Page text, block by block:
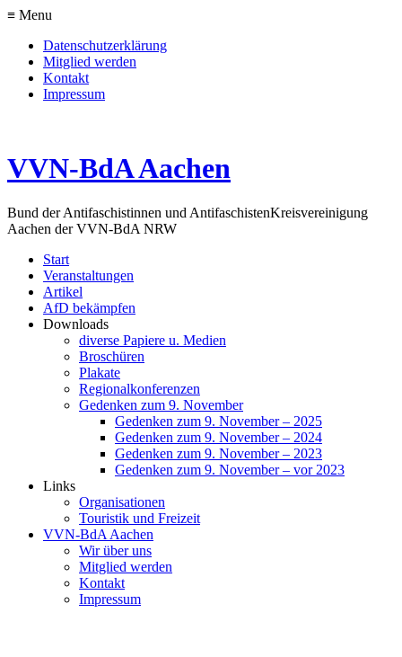
≡ Menu
Datenschutzerklärung
Mitglied werden
Kontakt
Impressum
VVN-BdA Aachen
Bund der Antifaschistinnen und AntifaschistenKreisvereinigung
Aachen der VVN-BdA NRW
Start
Veranstaltungen
Artikel
AfD bekämpfen
Downloads
diverse Papiere u. Medien
Broschüren
Plakate
Regionalkonferenzen
Gedenken zum 9. November
Gedenken zum 9. November – 2025
Gedenken zum 9. November – 2024
Gedenken zum 9. November – 2023
Gedenken zum 9. November – vor 2023
Links
Organisationen
Touristik und Freizeit
VVN-BdA Aachen
Wir über uns
Mitglied werden
Kontakt
Impressum